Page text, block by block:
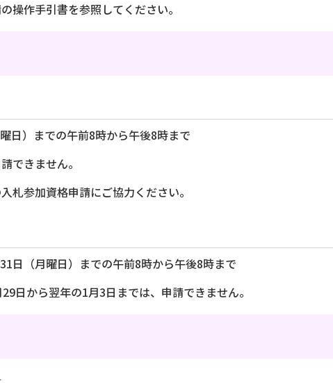
操作手引書を参照してください。
日）までの午前8時から午後8時まで
できません。
札参加資格申請にご協力ください。
日（月曜日）までの午前8時から午後8時まで
日から翌年の1月3日までは、申請できません。